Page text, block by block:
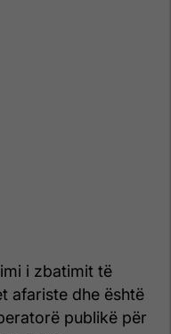
i zbatimit të
afariste dhe është
publikë për